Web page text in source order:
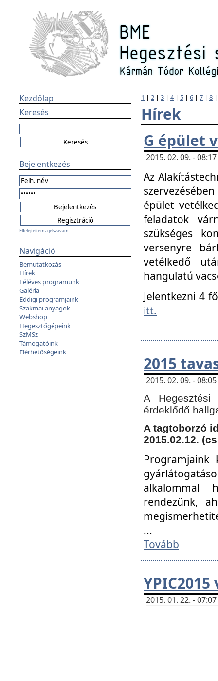
Kezdőlap
Keresés
Bejelentkezés
Elfelejtettem a jelszavam...
Navigáció
Bemutatkozás
Hírek
Féléves programunk
Galéria
Eddigi programjaink
Szakmai anyagok
Webshop
Hegesztőgépeink
SzMSz
Támogatóink
Elérhetőségeink
1 | 2 | 3 | 4| 5 | 6 | 7 | 8
Hírek
G épület
2015. 02. 09. -
Az
épület
feladatok
szükséges
versenyre
vetélkedő
hangulatú
Jelentkezni 4
itt.
2015
2015. 02. 09. -
A
érdeklődő
A tagtoborzó
2015.02.12.
Programjaink
alkalommal
rendezünk,
...
Tovább
YPIC2015
2015. 01. 22. -